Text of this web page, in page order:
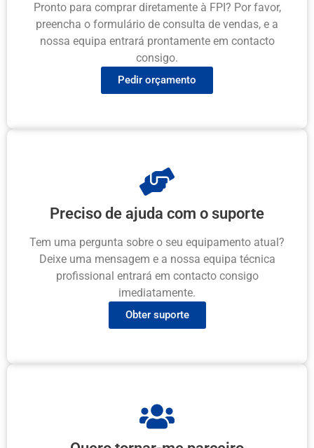
Pronto para comprar diretamente à FPI? Por favor,
preencha o formulário de consulta de vendas, e a
nossa equipa entrará prontamente em contacto
consigo.
Pedir orçamento
Preciso de ajuda com o suporte
Tem uma pergunta sobre o seu equipamento atual?
Deixe uma mensagem e a nossa equipa técnica
profissional entrará em contacto consigo
imediatamente.
Obter suporte